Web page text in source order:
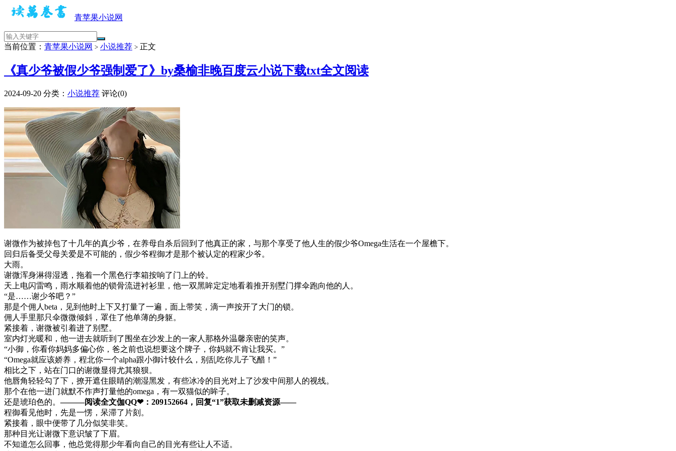
青苹果小说网
当前位置： 青苹果小说网 > 小说推荐 > 正文
《真少爷被假少爷强制爱了》by桑榆非晚百度云小说下载txt全文阅读
2024-09-20 分类： 小说推荐 评论(0)
谢微作为被掉包了十几年的真少爷，在养母自杀后回到了他真正的家，与那个享受了他人生的假少爷Omega生活在一个屋檐下。
回归后备受父母关爱是不可能的，假少爷程御才是那个被认定的程家少爷。
大雨。
谢微浑身淋得湿透，拖着一个黑色行李箱按响了门上的铃。
天上电闪雷鸣，雨水顺着他的锁骨流进衬衫里，他一双黑眸定定地看着推开别墅门撑伞跑向他的人。
“是……谢少爷吧？”
那是个佣人beta，见到他时上下又打量了一遍，面上带笑，滴一声按开了大门的锁。
佣人手里那只伞微微倾斜，罩住了他单薄的身躯。
紧接着，谢微被引着进了别墅。
室内灯光暖和，他一进去就听到了围坐在沙发上的一家人那格外温馨亲密的笑声。
“小御，你看你妈妈多偏心你，爸之前也说想要这个牌子，你妈就不肯让我买。”
“Omega就应该娇养，程北你一个alpha跟小御计较什么，别乱吃你儿子飞醋！”
相比之下，站在门口的谢微显得尤其狼狈。
他唇角轻轻勾了下，撩开遮住眼睛的潮湿黑发，有些冰冷的目光对上了沙发中间那人的视线。
那个在他一进门就默不作声打量他的omega，有一双猫似的眸子。
还是琥珀色的。———阅读全文伽QQ❤：209152664，回复“1”获取未删减资源—​​​​—
程御看见他时，先是一愣，呆滞了片刻。
紧接着，眼中便带了几分似笑非笑。
那种目光让谢微下意识皱了下眉。
不知道怎么回事，他总觉得那少年看向自己的目光有些让人不适。